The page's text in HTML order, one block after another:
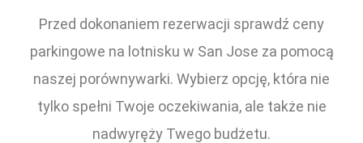
Przed dokonaniem rezerwacji sprawdź ceny
parkingowe na lotnisku w San Jose za pomocą
naszej porównywarki. Wybierz opcję, która nie
tylko spełni Twoje oczekiwania, ale także nie
nadwyręży Twego budżetu.